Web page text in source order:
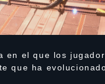
el que los
que ha